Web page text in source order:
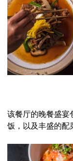
该餐厅的晚餐盛宴
饭，以及丰盛的配